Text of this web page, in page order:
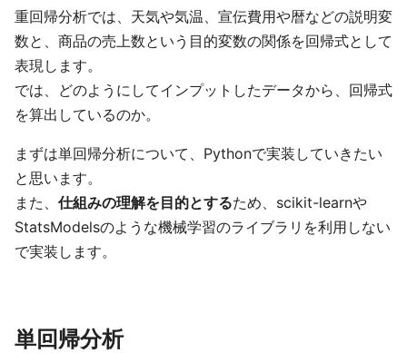
重回帰分析では、天気や気温、宣伝費用や暦などの説明変
数と、商品の売上数という目的変数の関係を回帰式として
表現します。
では、どのようにしてインプットしたデータから、回帰式
を算出しているのか。
まずは単回帰分析について、Pythonで実装していきたい
と思います。
また、 仕組みの理解を目的とするため、scikit-learnや
StatsModelsのような機械学習のライブラリを利用しない
で実装します。
単回帰分析